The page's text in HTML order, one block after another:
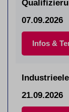
07.09.2026
Infos &
21.09.2026